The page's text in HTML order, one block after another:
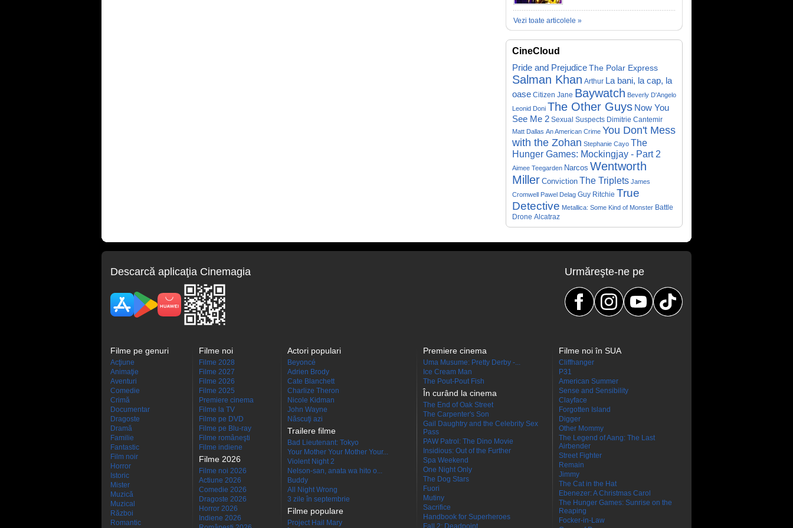
Vezi toate articolele »
CineCloud
Pride and PrejudiceThe Polar Express
Salman Khan Arthur La bani, la cap, la
oase Citizen Jane Baywatch Beverly D'Angelo
Leonid Doni The Other Guys Now You
See Me 2 Sexual Suspects Dimitrie Cantemir
Matt Dallas An American Crime You Don't Mess
with the Zohan Stephanie Cayo The
Hunger Games: Mockingjay - Part 2
Aimee Teegarden Narcos Wentworth
Miller Conviction The Triplets James
Cromwell Pawel Delag Guy Ritchie True
Detective Metallica: Some Kind of Monster Battle
Drone Alcatraz
Descarcă aplicaţia Cinemagia Urmăreşte-ne pe
Filme pe genuri
Acţiune
Animaţie
Aventuri
Comedie
Crimă
Documentar
Dragoste
Dramă
Familie
Fantastic
Film noir
Horror
Istoric
Mister
Muzică
Muzical
Război
Romantic
Filme noi
Filme 2028
Filme 2027
Filme 2026
Filme 2025
Premiere cinema
Filme la TV
Filme pe DVD
Filme pe Blu-ray
Filme româneşti
Filme indiene
Filme 2026
Filme noi 2026
Actiune 2026
Comedie 2026
Dragoste 2026
Horror 2026
Indiene 2026
Actori populari
Beyoncé
Adrien Brody
Cate Blanchett
Charlize Theron
Nicole Kidman
John Wayne
Născuţi azi
Trailere filme
Bad Lieutenant: Tokyo
Your Mother Your Mother Your...
Violent Night 2
Nelson-san, anata wa hito o...
Buddy
All Night Wrong
3 zile în septembrie
Filme populare
Project Hail Mary
Premiere cinema
Uma Musume: Pretty Derby -...
Ice Cream Man
The Pout-Pout Fish
În curând la cinema
The End of Oak Street
The Carpenter's Son
Gail Daughtry and the Celebrity Sex
Pass
PAW Patrol: The Dino Movie
Insidious: Out of the Further
Spa Weekend
One Night Only
The Dog Stars
Fuori
Mutiny
Sacrifice
Handbook for Superheroes
Fall 2: Deadpoint
Filme noi în SUA
Cliffhanger
P31
American Summer
Sense and Sensibility
Clayface
Forgotten Island
Digger
Other Mommy
The Legend of Aang: The Last
Airbender
Street Fighter
Remain
Jimmy
The Cat in the Hat
Ebenezer: A Christmas Carol
The Hunger Games: Sunrise on the
Reaping
Focker-in-Law